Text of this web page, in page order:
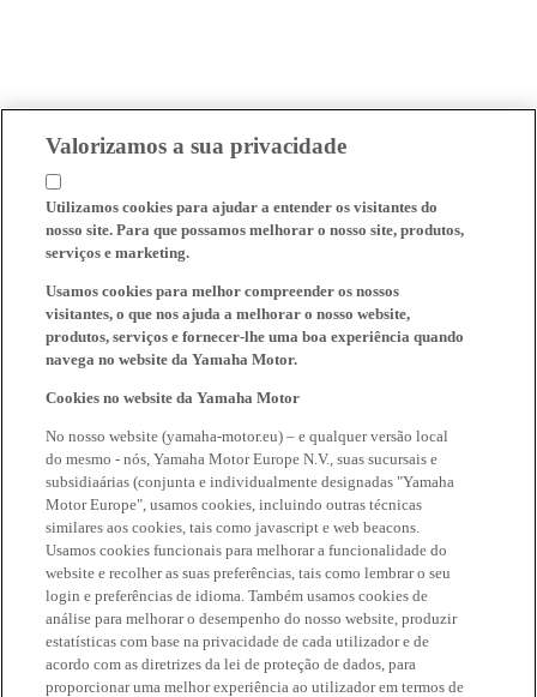
Valorizamos a sua privacidade
Utilizamos cookies para ajudar a entender os visitantes do
nosso site. Para que possamos melhorar o nosso site, produtos,
serviços e marketing.
Usamos cookies para melhor compreender os nossos
visitantes, o que nos ajuda a melhorar o nosso website,
produtos, serviços e fornecer-lhe uma boa experiência quando
navega no website da Yamaha Motor.
Cookies no website da Yamaha Motor
No nosso website (yamaha-motor.eu) – e qualquer versão local
do mesmo - nós, Yamaha Motor Europe N.V., suas sucursais e
subsidiaárias (conjunta e individualmente designadas "Yamaha
Motor Europe", usamos cookies, incluindo outras técnicas
similares aos cookies, tais como javascript e web beacons.
Usamos cookies funcionais para melhorar a funcionalidade do
website e recolher as suas preferências, tais como lembrar o seu
login e preferências de idioma. Também usamos cookies de
análise para melhorar o desempenho do nosso website, produzir
estatísticas com base na privacidade de cada utilizador e de
acordo com as diretrizes da lei de proteção de dados, para
proporcionar uma melhor experiência ao utilizador em termos de